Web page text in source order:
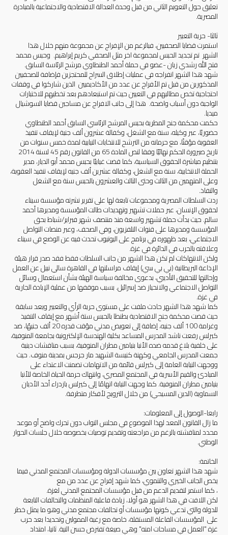
تعليق حول التعويم الثاني من قبل وحدة العدالة الاقتصادية والاجتماعية بالمبادرة
المصرية.
ثالثا- حرية التعبير
استمرت قضايا الصحفيين، فبالرغم من الإفراج عن مجموعة منهم خلال هذا
الشهر تم تجديد الحبس لمجموعة اخر مثل الصحفي كريم إبراهيم. وحبس محمد
فتح الله رشدي زيان -عضو في حملة أحمد الطنطاوي مرشح الرئاسة السابق.
شهد هذا الشهر انفراجه في عمليات إطلاق السراح للمحتجزين فإضافة للصحفيين
المذكورين من قبل تم الأفراج عن عدد من الأكاديميين الذين شاركوا في وقفات
احتجاجية تخص مطالبهم في التعيين حيث تم استبعادهم بعد تخطيهم للاختبارات
الواجبة دون أسباب واضحة. هذا إلى جانب الافراج عن مساجين قضايا السوشيال
ميديا.
حكمت محكمة جنح المطرية بحبس المرشح الرئاسي السابق أحمد الطنطاوي
حضوريًا، عبر وكيله، سنة مع الشغل، وكفالة عشرون ألف جنية لإيقاف تنفيذ
العقوبة مؤقتًا، مع حرمانه من الترشح للانتخابات النيابية لمدة خمس سنوات من
تاريخ صيرورة الحكم نهائيًا وفقا لنص المادة 65 من القانون رقم 45 لسنة 2014
بتنظيم مباشرة الحقوق السياسية، كما قضت غيابيًا بحبس محمد أبو الديار، مدير
الحملة الانتخابية، سنة مع الشغل، وكفالة عشرين ألف جنيه لإيقاف تنفيذ العقوبة،
وعلى المتهمين من الثالث وحتى الثالث والعشرون بالحبس سنة مع الشغل
والنفاذ.
ردت السلطات المصرية ومجموعات تابعة لها على تقرير نشرته مؤسسة سيناء
لحقوق الإنسان، عبر حملات تشهير وتهديدات طالت المؤسسة ومديرها أحمد
سالم. حيث بدأت حملة تشهير واسعة منذ منتصف شهر فبراير/شباط بحق
المؤسسة ومديرها على قنوات التلفزيون، وفي الصحف، وعبر منصات التواصل
الاجتماعي، بعد ظهوره في برنامج على اليوتيوب تحدث فيه عن الوضع في سيناء
وعلاقته بالحرب في الدائرة في غزة.
ولكن الانتهاكات لم تكن هذا الشهر من جانب السلطات فقط فقد صدر قرار هيئة
الإذاعة البريطانية (بي بي سي) إيقاف مراسلتها في القاهرة سالي نبيل عن العمل
وإحالتها للتحقيق التأديبي، بدعوى مخالفة سياسة الهيئة بشأن استعمال وسائل
التواصل الاجتماعي والانحياز ضد إسرائيل. بسبب موقفها من عملية الإبادة الجارية
في غزة.
كما شهد هذا الشهر حادث ملفت على مستوى حرية الرأي والتعبير ويعد سابقة
حيث قضت محكمة جنح الاقتصادية بطنطا بالحبس ستة أشهر مع إيقاف التنفيذ
وغرامة 100 ألف جنيه، إضافة إلى تعويض مدني مؤقت قدره 20 ألف جنيهًا، ضد
كيرلس رفعت ناشد المدرس المساعد بكلية الهندسة الإلكترونية بجامعة المنوفية،
على خلفية بلاغ قدمه ضده الأنبا بنيامين مطران المنوفية، بسبب مناقشات دينية
جمعت المدرس الجامعي وكهنة كنيسة الشهيد مار جرجس بمدينة منوف. حيث
ووجهت النيابة العامة إلى كيرلس قائمة من الاتهامات تضمنت الاعتداء على
المبادئ والقيم الأسرية في المجتمع المصري، وانتهاك حرمة الحياة الخاصة للأنبا
بنيامين مطران المنوفية. كما وجهت النيابة اتهامًا إلى كيرلس بازدراء أحد الأديان
السماوية (الدين المسيحي) من خلال الترويج لأفكار متطرفة.
رابعا-الوصول إلى المعلومات:
ما زال القانون المعد لهذا الموضوع في مجلس النواب دون تحرك واضح أو موعد
محدد لمناقشته بالرغم من مراجعته وتقديم توصيات بخصوصه خلال جلسات الحوار
الوطني.
الخاتمة:
شهد هذا الشهر تعاون بين مؤسسات الدولة ومؤسسات المجتمع المدني فيما
يخص الجانب الخيري والتنموي، كما شهد إفراج عن عدد من مع
، كما استمر لتقديم الدعم من قبل مؤسسات المجتمع المدني لغزة.
لكن اللافت في هذا الشهر هو أولا، زيادة فاعلية المنظمات والتحالفات التابعة
للدولة والتي تدعي كونها مؤسسات أو تحالفات مجتمع مدني وهو ما يمثل خطر
على المؤسسات الفاعلة المستقلة، خاصة مع رغبة الممولين وتحديدا بعد حرب
غزة "العمل في مساحات امنه" وهي صيغة تفترض حسن النية. ثانيا، امتداد